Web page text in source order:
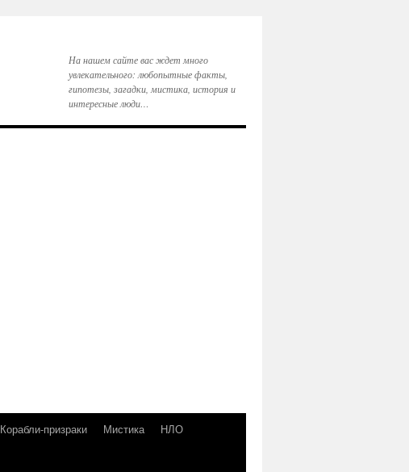
На нашем сайте вас ждет много
увлекательного: любопытные факты,
гипотезы, загадки, мистика, история и
интересные люди…
Корабли-призраки Мистика
НЛО